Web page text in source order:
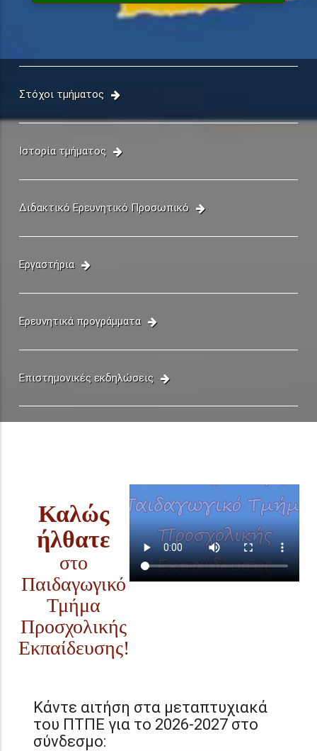
Στόχοι τμήματος
Ιστορία τμήματος
Διδακτικό Ερευνητικό Προσωπικό
Εργαστήρια
Ερευνητικά προγράμματα
Επιστημονικές εκδηλώσεις
Καλώς
ήλθατε
στο
Παιδαγωγικό
Τμήμα
Προσχολικής
Εκπαίδευσης!
Κάντε αιτήση στα μεταπτυχιακά
του ΠΤΠΕ για το 2026-2027 στο
σύνδεσμο: